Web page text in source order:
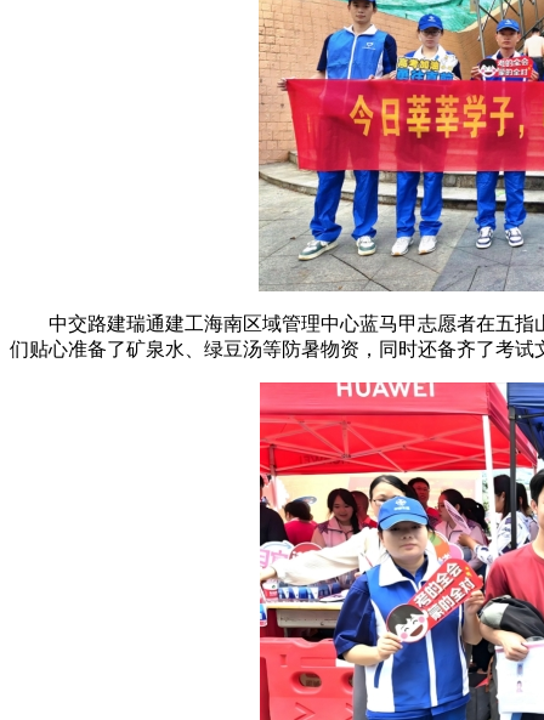
中交路建瑞通建工海南区域管理中心蓝马甲志愿者在五
们贴心准备了矿泉水、绿豆汤等防暑物资，同时还备齐了考